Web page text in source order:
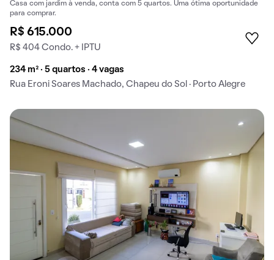
Casa com jardim à venda, conta com 5 quartos. Uma ótima oportunidade
para comprar.
R$ 615.000
R$ 404 Condo. + IPTU
234 m² · 5 quartos · 4 vagas
Rua Eroni Soares Machado, Chapeu do Sol · Porto Alegre